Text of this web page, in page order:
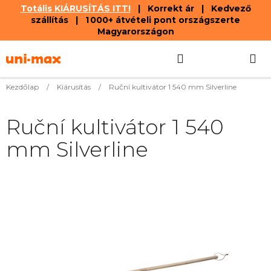
Totális KIÁRUSÍTÁS ITT!| Korrekt ár | Kedvező
szállítás | 1 000+ átvételi pont országszerte
Magyarországon
tartalomhoz
KOSÁR
Kezdőlap / Kiárusítás / Ruční kultivátor 1 540 mm Silverline
Ruční kultivátor 1 540
mm Silverline